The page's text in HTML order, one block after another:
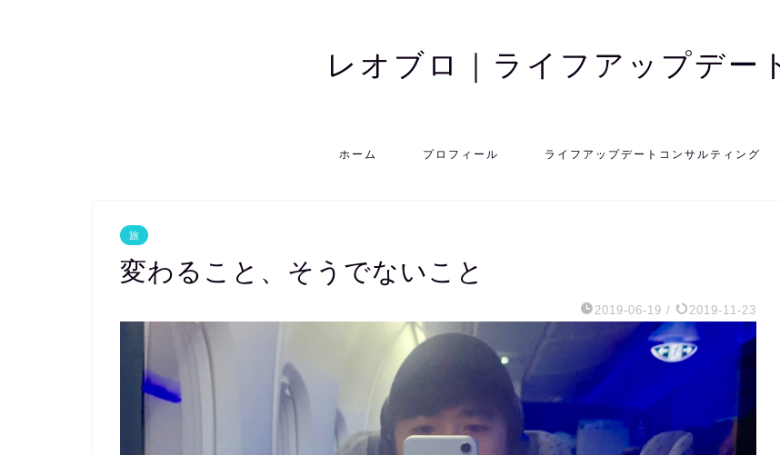
レオブロ｜ライフアップデー
ホーム プロフィール ライフアップデートコンサルティング
旅
変わること、そうでないこと
2019-06-19 / 2019-11-23